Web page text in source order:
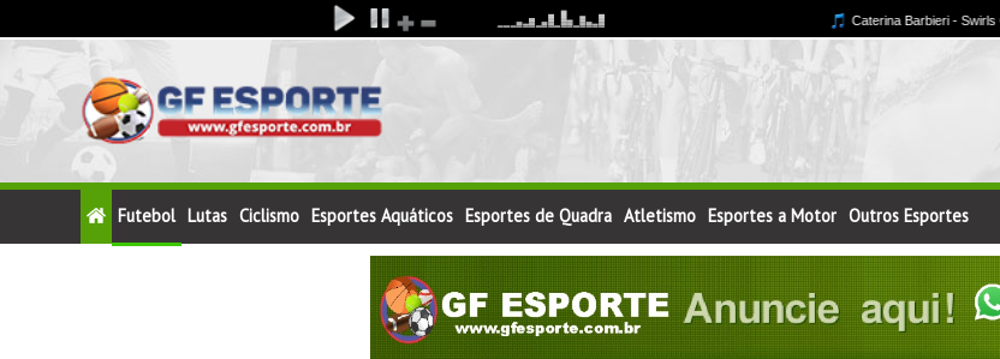
Futebol Lutas Ciclismo Esportes Aquáticos Esportes de Quadra Atletismo Esportes a Motor Outros Esportes